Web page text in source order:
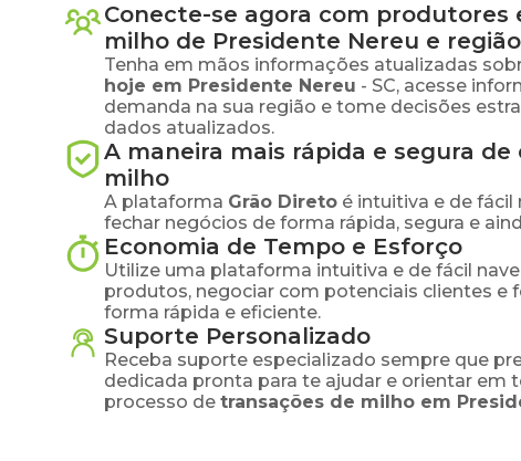
Conecte-se agora com produtores
milho de Presidente Nereu e região
Tenha em mãos informações atualizadas
hoje em Presidente Nereu - SC, acesse
demanda na sua região e tome decisões
dados atualizados.
A maneira mais rápida e segura
milho
A plataforma Grão Direto é intuitiva e de fácil
fechar negócios de forma rápida, segura e
Economia de Tempo e Esforço
Utilize uma plataforma intuitiva e de fácil
produtos, negociar com potenciais clientes e
forma rápida e eficiente.
Suporte Personalizado
Receba suporte especializado sempre que
dedicada pronta para te ajudar e orientar em
processo de transações de milho em